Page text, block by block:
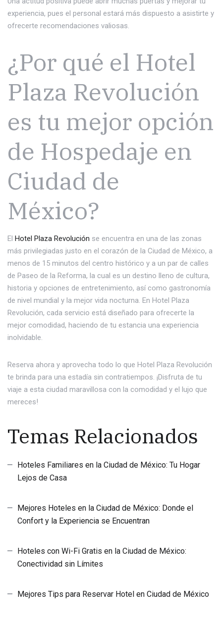
experiencia, pues el personal estará más dispuesto a asistirte y
ofrecerte recomendaciones valiosas.
¿Por qué el Hotel
Plaza Revolución
es tu mejor opción
de Hospedaje en
Ciudad de
México?
El Hotel Plaza Revolución se encuentra en una de las zonas
más privilegiadas justo en el corazón de la Ciudad de México, a
menos de 15 minutos del centro histórico y a un par de calles
de Paseo de la Reforma, la cual es un destino lleno de cultura,
historia y opciones de entretenimiento, así como gastronomía
de nivel mundial y la mejor vida nocturna. En Hotel Plaza
Revolución, cada servicio está diseñado para ofrecerte la
mejor comodidad, haciendo de tu estancia una experiencia
inolvidable.
Reserva ahora y aprovecha todo lo que Hotel Plaza Revolución
te brinda para una estadía sin contratiempos. ¡Disfruta de tu
viaje a esta ciudad maravillosa con la comodidad y el lujo que
mereces!
Temas Relacionados
Hoteles Familiares en la Ciudad de México: Tu Hogar
Lejos de Casa
Mejores Hoteles en la Ciudad de México: Donde el
Confort y la Experiencia se Encuentran
Hoteles con Wi-Fi Gratis en la Ciudad de México:
Conectividad sin Límites
Mejores Tips para Reservar Hotel en Ciudad de México